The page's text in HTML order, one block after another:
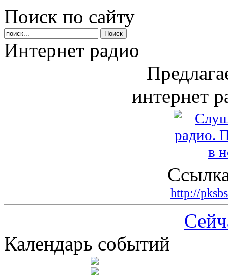
Поиск по сайту
Интернет радио
интернет
http://
Календарь событий